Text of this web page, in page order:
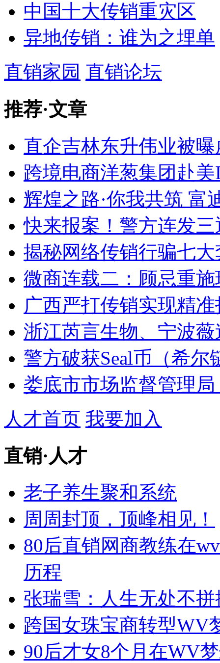
中国十大传销重灾区
异地传销：谁为之埋单
直销家园 直销论坛
推荐·文章
直企吉林东升伟业被
跨境电商洋葱集团赴
辉煌之路·你我共筑 富
快来报案！警方连发
揭秘网络传销行骗七
微商连载二：顾忌重
广西严打传销实现精
浙江芮言生物、宁波
警方破获Seal币（希
娄底市市场监督管理
人才首页 我要加入
直销· 人才
老子养生聚和系统
周周封顶，顶峰相见！
80后直销网商教练在
历程
张瑞雪：人生无处不拼
跨国女珠宝商转型WV
90后才女8个月在WV